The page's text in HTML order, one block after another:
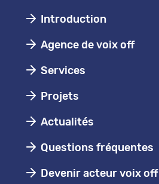
Introduction
Agence de voix off
Services
Projets
Actualités
Questions fréquentes
Devenir acteur voix off